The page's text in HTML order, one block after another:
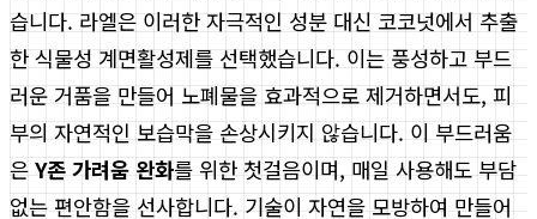
습니다. 라엘은 이러한 자극적인 성분 대신 코코넛에서 추출
한 식물성 계면활성제를 선택했습니다. 이는 풍성하고 부드
러운 거품을 만들어 노폐물을 효과적으로 제거하면서도, 피
부의 자연적인 보습막을 손상시키지 않습니다. 이 부드러움
은 Y존 가려움 완화를 위한 첫걸음이며, 매일 사용해도 부담
없는 편안함을 선사합니다. 기술이 자연을 모방하여 만들어